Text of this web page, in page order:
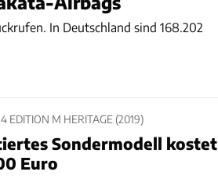
In Deutschland sind 168.202
EDITION M HERITAGE (2019)
Sondermodell kostet
Euro